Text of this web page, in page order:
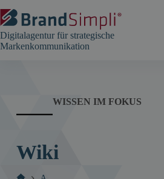
Inhalt
springen
Digitalagentur für strategische
Markenkommunikation
WISSEN IM FOKUS
Wiki